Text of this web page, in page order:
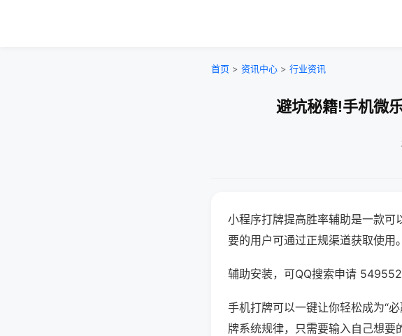
首页 > 资讯中心 > 行业资讯
避坑秘籍!手机微
小程序打牌提高胜率辅助是一款可
要的用户可通过正规渠道获取使用。
辅助安装，可QQ搜索申请
手机打牌可以一键让你轻松成为“
牌系统规律，只需要输入自己想